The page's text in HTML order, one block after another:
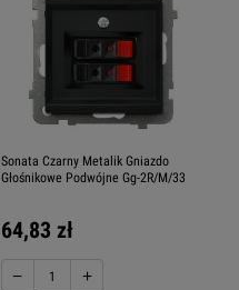
Sonata Czarny Metalik Gniazdo
Głośnikowe Podwójne Gg-2R/M/33
64,83 zł
− +